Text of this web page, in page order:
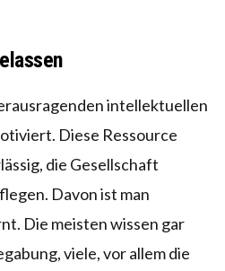
intellektuellen
Diese Ressource
die Gesellschaft
Davon ist man
Die meisten wissen gar
viele, vor allem die